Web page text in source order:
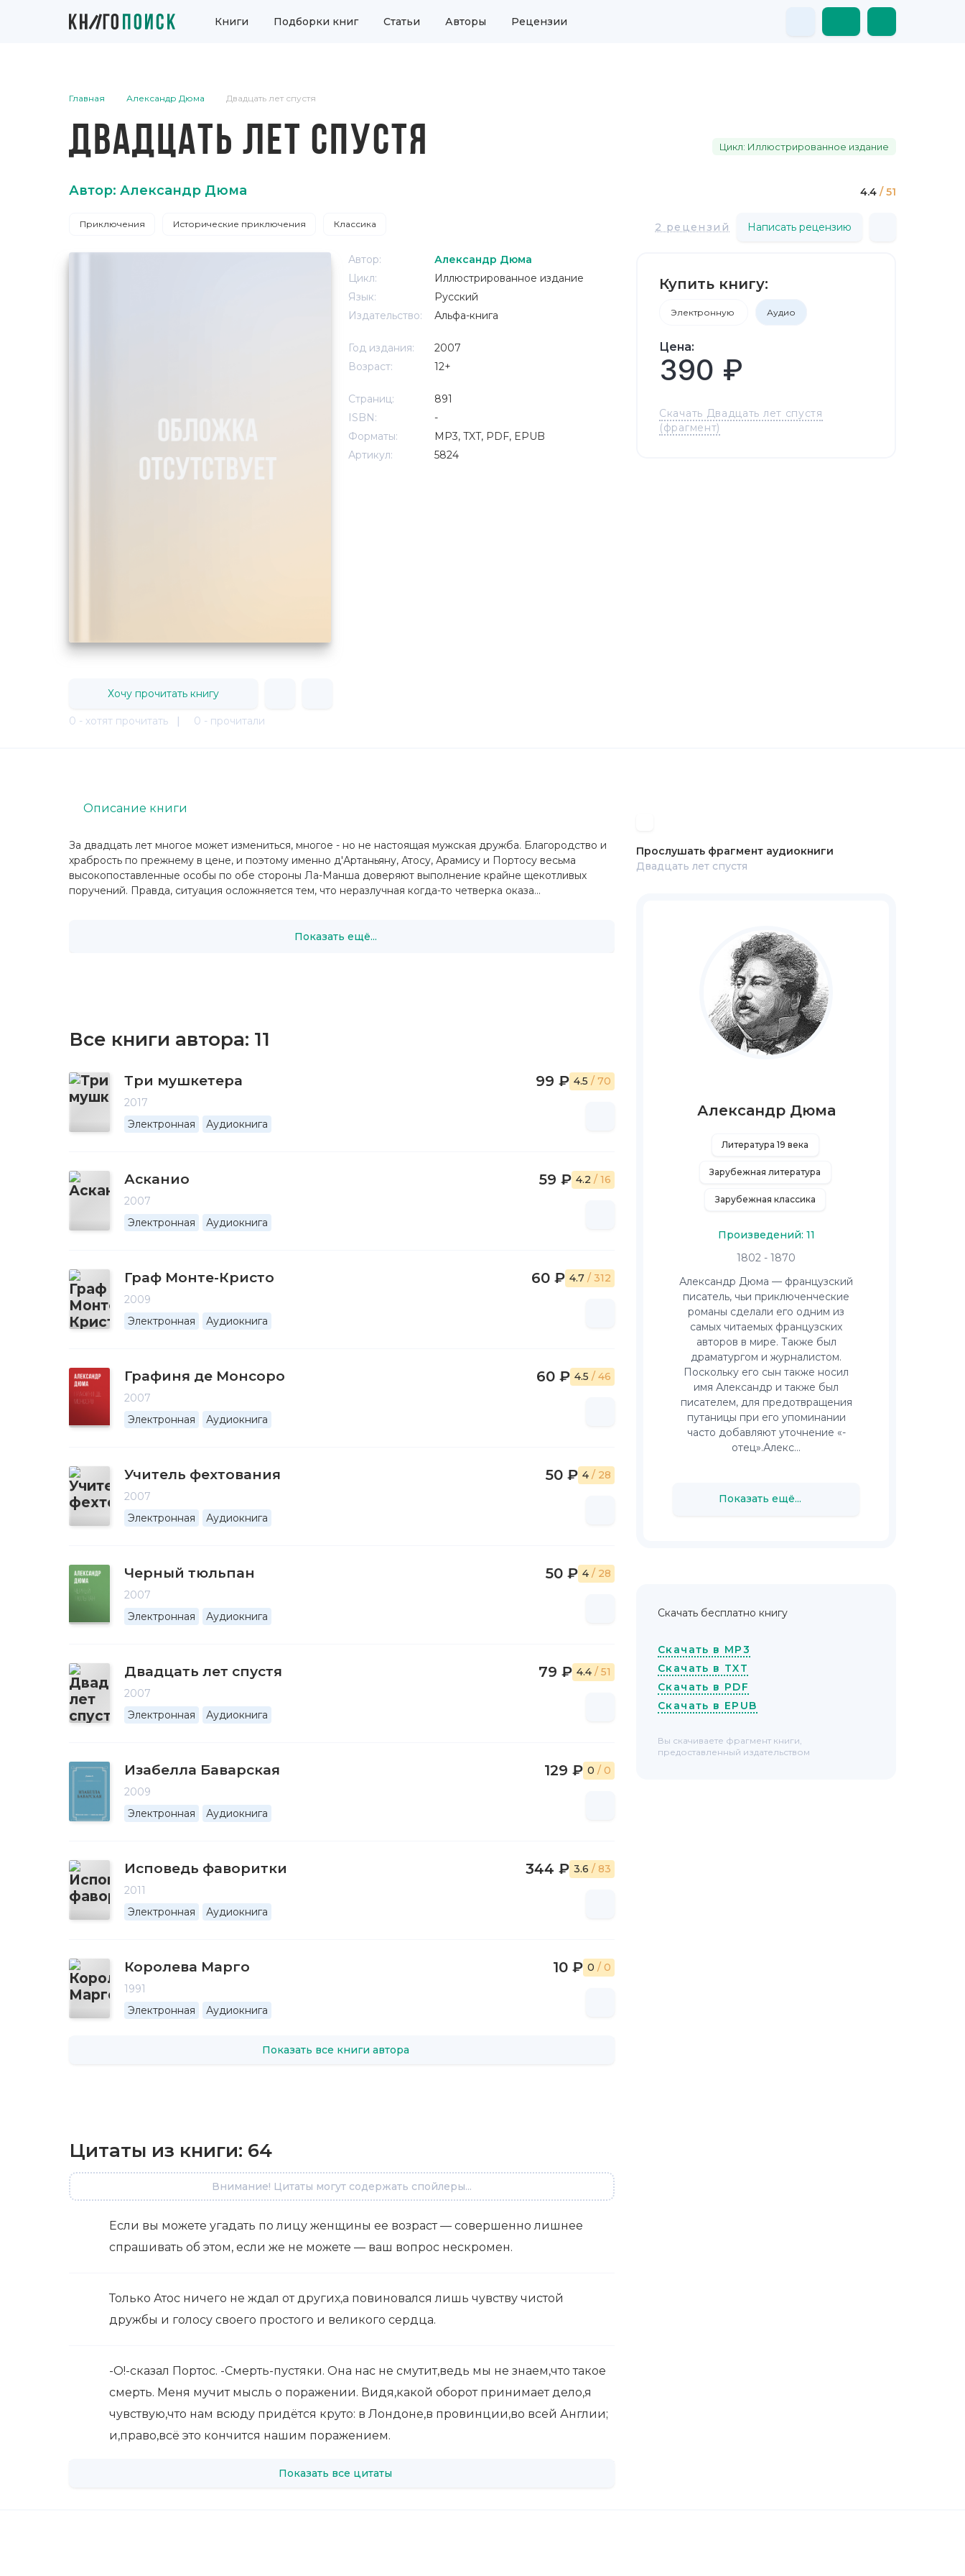
Книги Подборки книг Статьи Авторы Рецензии
Главная Александр Дюма Двадцать лет спустя
ДВАДЦАТЬ ЛЕТ СПУСТЯ Цикл: Иллюстрированное издание
Автор: Александр Дюма 4.4 / 51
Приключения Исторические приключения Классика 2 рецензий Написать рецензию
Автор:
Александр Дюма
Цикл:
Иллюстрированное издание
Язык:
Русский
Издательство:
Альфа-книга
Год издания:
2007
Возраст:
12+
Страниц:
891
ISBN:
-
Форматы:
MP3, TXT, PDF, EPUB
Артикул:
5824
Купить книгу:
Электронную Аудио
Цена:
390 ₽
Скачать Двадцать лет спустя
(фрагмент)
Хочу прочитать книгу
0 - хотят прочитать | 0 - прочитали
За двадцать лет многое может измениться, многое - но не настоящая мужская дружба. Благородство и
храбрость по прежнему в цене, и поэтому именно д'Артаньяну, Атосу, Арамису и Портосу весьма
высокопоставленные особы по обе стороны Ла-Манша доверяют выполнение крайне щекотливых
поручений. Правда, ситуация осложняется тем, что неразлучная когда-то четверка оказа...
Показать ещё...
Описание книги
Все книги автора: 11
Три мушкетера
2017
Электронная
Аудиокнига
99 ₽ 4.5 / 70
Асканио
2007
Электронная
Аудиокнига
59 ₽ 4.2 / 16
Граф Монте-Кристо
2009
Электронная
Аудиокнига
60 ₽ 4.7 / 312
Графиня де Монсоро
2007
Электронная
Аудиокнига
60 ₽ 4.5 / 46
Учитель фехтования
2007
Электронная
Аудиокнига
50 ₽ 4 / 28
Черный тюльпан
2007
Электронная
Аудиокнига
50 ₽ 4 / 28
Двадцать лет спустя
2007
Электронная
Аудиокнига
79 ₽ 4.4 / 51
Изабелла Баварская
2009
Электронная
Аудиокнига
129 ₽ 0 / 0
Исповедь фаворитки
2011
Электронная
Аудиокнига
344 ₽ 3.6 / 83
Королева Марго
1991
Электронная
Аудиокнига
10 ₽ 0 / 0
Показать все книги автора
Цитаты из книги: 64
Внимание! Цитаты могут содержать спойлеры...
Если вы можете угадать по лицу женщины ее возраст — совершенно лишнее
спрашивать об этом, если же не можете — ваш вопрос нескромен.
Только Атос ничего не ждал от других,а повиновался лишь чувству чистой
дружбы и голосу своего простого и великого сердца.
-О!-сказал Портос. -Смерть-пустяки. Она нас не смутит,ведь мы не знаем,что такое
смерть. Меня мучит мысль о поражении. Видя,какой оборот принимает дело,я
чувствую,что нам всюду придётся круто: в Лондоне,в провинции,во всей Англии;
и,право,всё это кончится нашим поражением.
Показать все цитаты
Прослушать фрагмент аудиокниги
Двадцать лет спустя
Александр Дюма
Литература 19 века
Зарубежная литература
Зарубежная классика
Произведений: 11
1802 - 1870
Александр Дюма — французский
писатель, чьи приключенческие
романы сделали его одним из
самых читаемых французских
авторов в мире. Также был
драматургом и журналистом.
Поскольку его сын также носил
имя Александр и также был
писателем, для предотвращения
путаницы при его упоминании
часто добавляют уточнение «-
отец».Алекс...
Показать ещё...
Скачать бесплатно книгу
Скачать в MP3
Скачать в TXT
Скачать в PDF
Скачать в EPUB
Вы скачиваете фрагмент книги,
предоставленный издательством